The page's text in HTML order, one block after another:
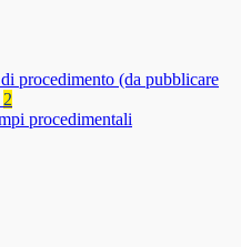
procedimento (da pubblicare
2
procedimentali